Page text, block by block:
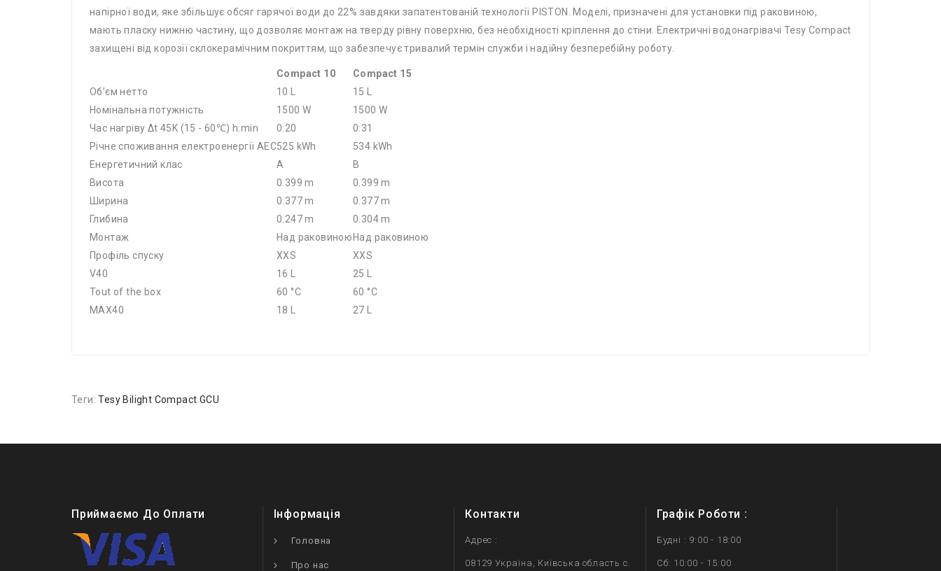
напірної води, яке збільшує обсяг гарячої води до 22% завдяки запатентованій технології PISTON. Моделі, призначені для установки під раковиною,
мають пласку нижню частину, що дозволяє монтаж на тверду рівну поверхню, без необхідності кріплення до стіни. Електричні водонагрівачі Tesy Compact
захищені від корозії склокерамічним покриттям, що забезпечує тривалий термін служби і надійну безперебійну роботу.
Compact 10
Compact 15
Об’єм нетто
10 L
15 L
Номінальна потужність
1500 W
1500 W
Час нагріву Δt 45K (15 - 60℃) h:min
0:20
0:31
Річне споживання електроенергії AEC525 kWh
534 kWh
Енергетичний клас
A
B
Bисота
0.399 m
0.399 m
Ширина
0.377 m
0.377 m
Глибина
0.247 m
0.304 m
Монтаж
Над раковиною Над раковиною
Профіль спуску
XXS
XXS
V40
16 L
25 L
Tout of the box
60 °C
60 °C
MAX40
18 L 27 L
Теги:Tesy Bilight Compact GCU
Приймаємо До Оплати Інформація
Головна
Про нас
Контакти
Адрес :
08129 Україна, Київська область с.
Графік Роботи :
Будні : 9:00 - 18:00
Сб: 10:00 - 15:00